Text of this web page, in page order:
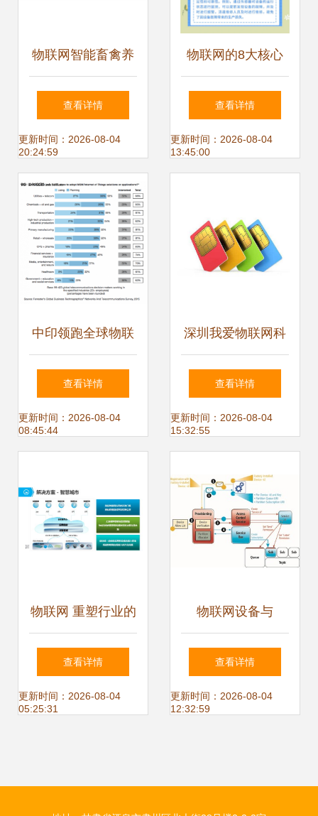
物联网智能畜禽养
殖管理系统 开启现
代养殖新篇章
查看详情
更新时间：2026-08-04
20:24:59
物联网的8大核心
应用场景解析
查看详情
更新时间：2026-08-04
13:45:00
中印领跑全球物联
网应用 技术与服务
的双轮驱动
查看详情
更新时间：2026-08-04
08:45:44
深圳我爱物联网科
技公司推出“4G无
限流量卡” 服务百
服务再升级
查看详情
更新时间：2026-08-04
15:32:55
物联网 重塑行业的
智能解决方案与73
项应用服务探索
查看详情
更新时间：2026-08-04
05:25:31
物联网设备与
Windows Azure服
务总线 构建高效可
查看详情
更新时间：2026-08-04
12:32:59